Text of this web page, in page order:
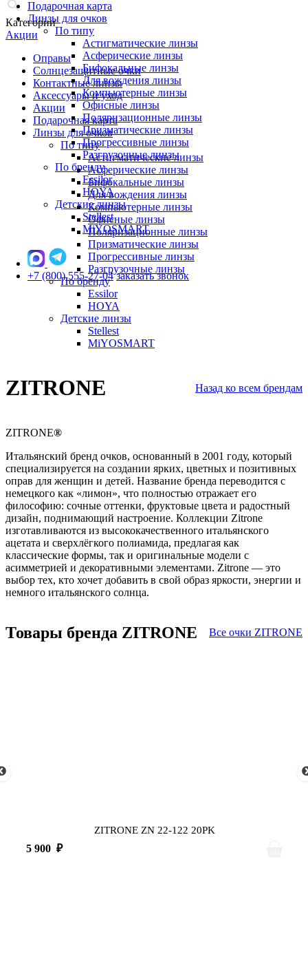
Категории
Акции
Оправы
Солнцезащитные очки
Контактные линзы
Аксессуары и уход
Акции
Подарочная карта
Линзы для очков
По типу
Астигматические линзы
Асферические линзы
Бифокальные линзы
Для вождения линзы
Компьютерные линзы
Офисные линзы
Поляризационные линзы
Призматические линзы
Прогрессивные линзы
Разгрузочные линзы
По бренду
Essilor
HOYA
Детские линзы
Stellest
MiYOSMART
Подарочная карта
Линзы для очков
По типу
Астигматические линзы
Асферические линзы
Бифокальные линзы
Для вождения линзы
Компьютерные линзы
Офисные линзы
Поляризационные линзы
Призматические линзы
Прогрессивные линзы
Разгрузочные линзы
По бренду
Essilor
HOYA
Детские линзы
Stellest
MiYOSMART
+7 (800) 555-27-04 заказать звонок
ZITRONE Назад ко всем брендам
ZITRONE®
Итальянский бренд очков, основанный в 2001 году, который
специализируется на создании ярких, цветных и позитивных
оправ для женщин и детей. Название бренда переводится с
немецкого как «лимон», что полностью отражает его
философию: сочные оттенки, фруктовые цвета и радостный
дизайн, поднимающий настроение. Коллекции Zitrone
изготавливаются из высококачественного итальянского
ацетата и сверхлёгкого полиамида, предлагая как
классические формы, так и оригинальные модели с
асимметрией и декоративными элементами. Zitrone — это
выбор тех, кто хочет добавить в свой образ яркости, энергии и
немного итальянского солнца.
Товары бренда ZITRONE Все очки ZITRONE
ZITRONE ZN 22-122 20PK
5 900 ₽